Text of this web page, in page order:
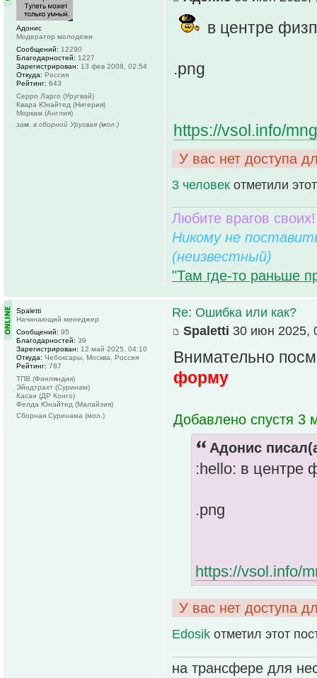
в центре
.png
https://vsol.info/
У вас нет доступа
3 человек отметили
Любите врагов
Никому не
(неизвестный)
"Там где-то раньше
Адонис
Модератор молодежи
Сообщений: 12290
Благодарностей: 1227
Зарегистрирован: 13 фев 2008, 02:54
Откуда: Россия
Рейтинг: 643
Серро Ларго (Уругвай)
Квара Юнайтед (Нигерия)
Моркам (Англия)
зам. в сборной Уругвая (мол.)
Re: Ошибка или как?
Spaletti 30 июн 2025,
Внимательно
форму
Добавлено спустя 3
Адонис
:hello: в центре
.png
https://vsol.info/
У вас нет доступа
Edosik отметил этот
на трансфере для
Spaletti
Начинающий менеджер
Сообщений: 95
Благодарностей: 39
Зарегистрирован: 12 май 2025, 04:10
Откуда: Чебоксары, Москва, Россия
Рейтинг: 787
ТПВ (Финляндия)
Эйндтрахт (Суринам)
Касаи (ДР Конго)
Фелда Юнайтед (Малайзия)
Сборная Суринама (мол.)